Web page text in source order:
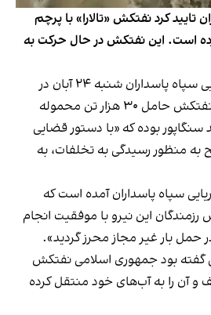
تایید کرد نفتکش «تالارا» با پرچم
است. این نفتکش در حال حرکت به
روابط عمومی نیروی دریایی سپاه پاسداران شنبه ۲۴ آبان در
اطلاعیه‌ای اعلام کرد این نفتکش حامل ۳۰ هزار تن محموله
بوده که «با دستور قضایی
منظور رسیدگی به تخلفات، به
سپاه پاسداران آمده است که
این نیرو با موفقیت انجام
بار غیر مجاز محرز گردید».
گفته بود جمهوری اسلامی نفتکش
و آن را به آب‌های خود منتقل کرده